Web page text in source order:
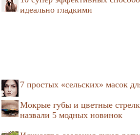
идеально гладкими
7 простых «сельских» масок
Мокрые губы и цветные
назвали 5 модных новинок